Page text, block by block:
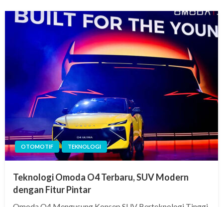
OTOMOTIF TEKNOLOGI
Teknologi Omoda O4 Terbaru, SUV Modern
dengan Fitur Pintar